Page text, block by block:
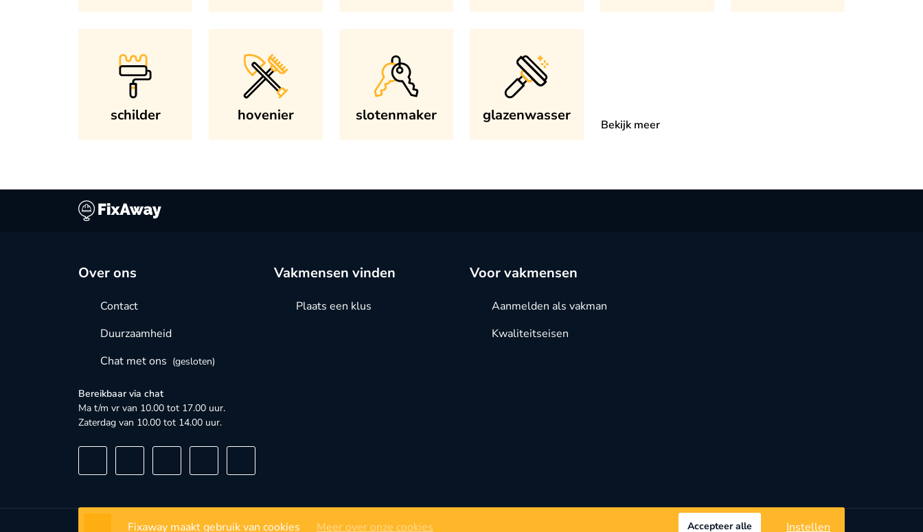
schilder hovenier slotenmaker glazenwasser
Bekijk meer
Over ons
Contact
Duurzaamheid
Chat met ons (gesloten)
Bereikbaar via chat
Ma t/m vr van 10.00 tot 17.00 uur.
Zaterdag van 10.00 tot 14.00 uur.
Vakmensen vinden
Plaats een klus
Voor vakmensen
Aanmelden als vakman
Kwaliteitseisen
Fixaway maakt gebruik van cookies Meer over onze cookies Accepteer alle Instellen